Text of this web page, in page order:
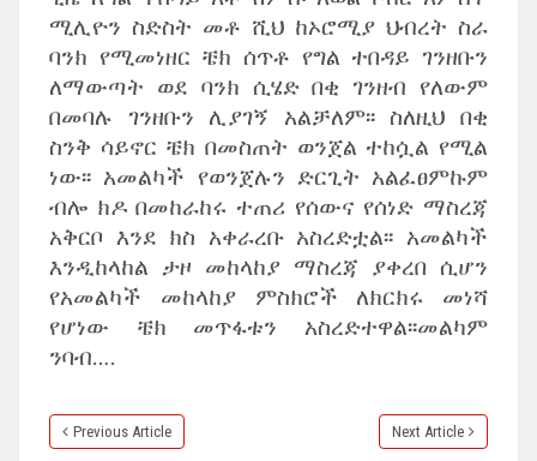
ሚሊዮን ስድስት መቶ ሺህ ከኦሮሚያ ህብረት ስራ
ባንክ የሚመነዘር ቼክ ሰጥቶ የግል ተበዳይ ገንዘቡን
ለማውጣት ወደ ባንክ ሲሄድ በቂ ገንዘብ የለውም
በመባሉ ገንዘቡን ሊያገኝ አልቻለም፡፡ ስለዚህ በቂ
ስንቅ ሳይኖር ቼክ በመስጠት ወንጀል ተከሷል የሚል
ነው፡፡ አመልካች የወንጀሉን ድርጊት አልፈፀምኩም
ብሎ ክዶ በመከራከሩ ተጠሪ የሰውና የሰነድ ማስረጃ
አቅርቦ እንደ ክስ አቀራረቡ አስረድቷል፡፡ አመልካች
እንዲከላከል ታዞ መከላከያ ማስረጃ ያቀረበ ሲሆን
የአመልካች መከላከያ ምስክሮች ለክርክሩ መነሻ
የሆነው ቼክ መጥፋቱን አስረድተዋል፡፡መልካም
ንባብ….
Previous Article Next Article